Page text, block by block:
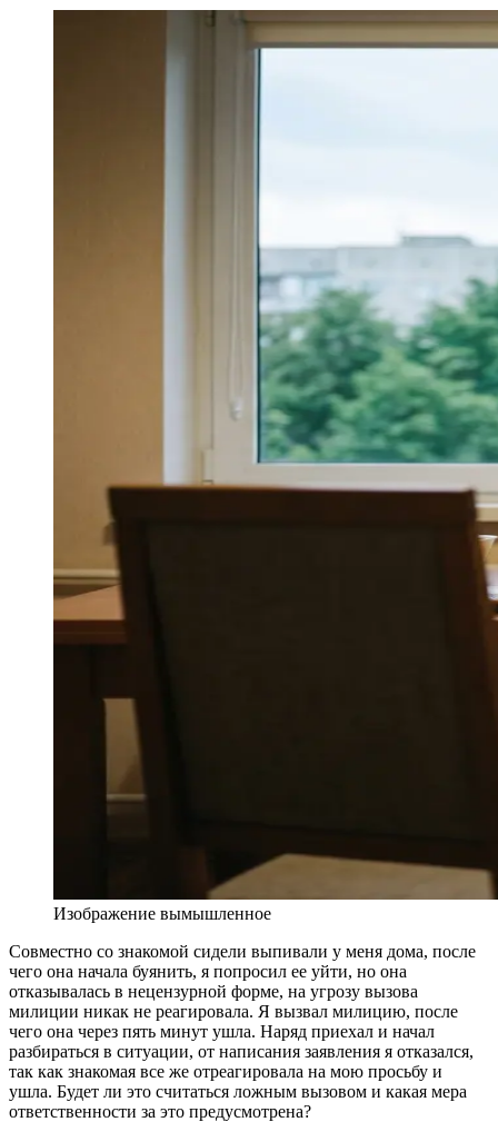
Изображение вымышленное
Совместно со знакомой сидели выпивали у меня дома, после
чего она начала буянить, я попросил ее уйти, но она
отказывалась в нецензурной форме, на угрозу вызова
милиции никак не реагировала. Я вызвал милицию, после
чего она через пять минут ушла. Наряд приехал и начал
разбираться в ситуации, от написания заявления я отказался,
так как знакомая все же отреагировала на мою просьбу и
ушла. Будет ли это считаться ложным вызовом и какая мера
ответственности за это предусмотрена?